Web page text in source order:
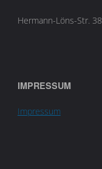
Hermann-Löns-Str.
IMPRESSUM
Impressum